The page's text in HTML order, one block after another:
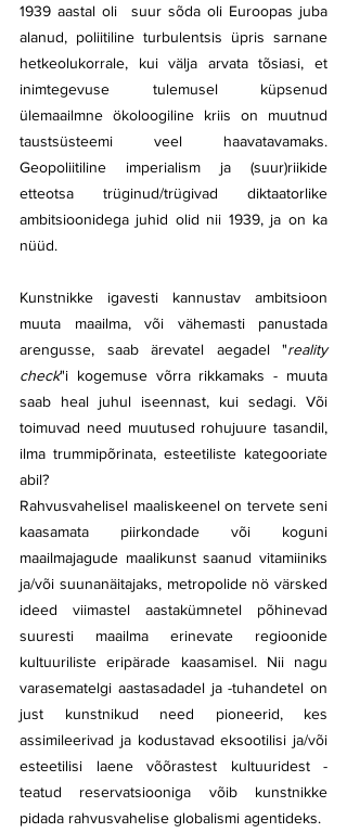
1939 aastal oli  suur sõda oli Euroopas juba
alanud, poliitiline turbulentsis üpris sarnane
hetkeolukorrale, kui välja arvata tõsiasi, et
inimtegevuse tulemusel küpsenud
ülemaailmne ökoloogiline kriis on muutnud
taustsüsteemi veel haavatavamaks.
Geopoliitiline imperialism ja (suur)riikide
etteotsa trüginud/trügivad diktaatorlike
ambitsioonidega juhid olid nii 1939, ja on ka
nüüd.
Kunstnikke igavesti kannustav ambitsioon
muuta maailma, või vähemasti panustada
arengusse, saab ärevatel aegadel "reality
check"i kogemuse võrra rikkamaks - muuta
saab heal juhul iseennast, kui sedagi. Või
toimuvad need muutused rohujuure tasandil,
ilma trummipõrinata, esteetiliste kategooriate
abil?
Rahvusvahelisel maaliskeenel on tervete seni
kaasamata piirkondade või koguni
maailmajagude maalikunst saanud vitamiiniks
ja/või suunanäitajaks, metropolide nö värsked
ideed viimastel aastakümnetel põhinevad
suuresti maailma erinevate regioonide
kultuuriliste eripärade kaasamisel. Nii nagu
varasematelgi aastasadadel ja -tuhandetel on
just kunstnikud need pioneerid, kes
assimileerivad ja kodustavad eksootilisi ja/või
esteetilisi laene võõrastest kultuuridest -
teatud reservatsiooniga võib kunstnikke
pidada rahvusvahelise globalismi agentideks.